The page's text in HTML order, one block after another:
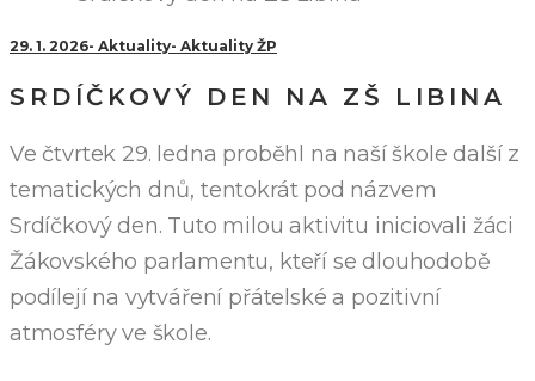
29. 1. 2026 Aktuality Aktuality ŽP
SRDÍČKOVÝ DEN NA ZŠ LIBINA
Ve čtvrtek 29. ledna proběhl na naší škole další z
tematických dnů, tentokrát pod názvem
Srdíčkový den. Tuto milou aktivitu iniciovali žáci
Žákovského parlamentu, kteří se dlouhodobě
podílejí na vytváření přátelské a pozitivní
atmosféry ve škole.